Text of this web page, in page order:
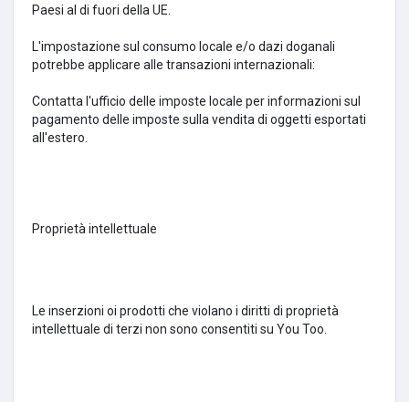
Paesi al di fuori della UE.
L'impostazione sul consumo locale e/o dazi doganali
potrebbe applicare alle transazioni internazionali:
Contatta l'ufficio delle imposte locale per informazioni sul
pagamento delle imposte sulla vendita di oggetti esportati
all'estero.
Proprietà intellettuale
Le inserzioni oi prodotti che violano i diritti di proprietà
intellettuale di terzi non sono consentiti su You Too.